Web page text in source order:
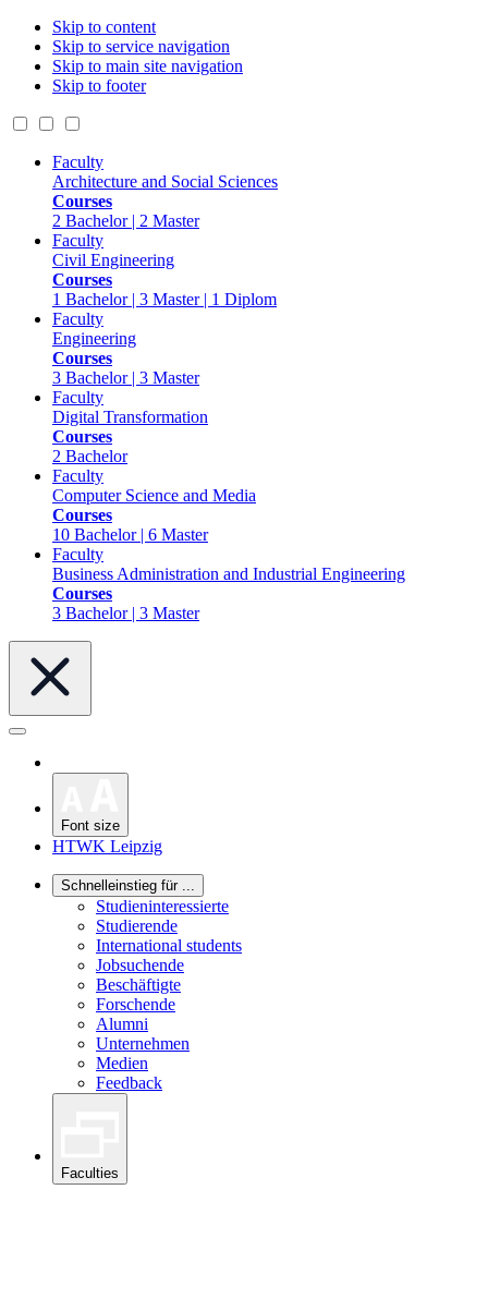
Skip to content
Skip to service navigation
Skip to main site navigation
Skip to footer
Faculty
Architecture and Social Sciences
Courses
2 Bachelor | 2 Master
Faculty
Civil Engineering
Courses
1 Bachelor | 3 Master | 1 Diplom
Faculty
Engineering
Courses
3 Bachelor | 3 Master
Faculty
Digital Transformation
Courses
2 Bachelor
Faculty
Computer Science and Media
Courses
10 Bachelor | 6 Master
Faculty
Business Administration and Industrial Engineering
Courses
3 Bachelor | 3 Master
Font size
HTWK Leipzig
Schnelleinstieg für ...
Studieninteressierte
Studierende
International students
Jobsuchende
Beschäftigte
Forschende
Alumni
Unternehmen
Medien
Feedback
Faculties